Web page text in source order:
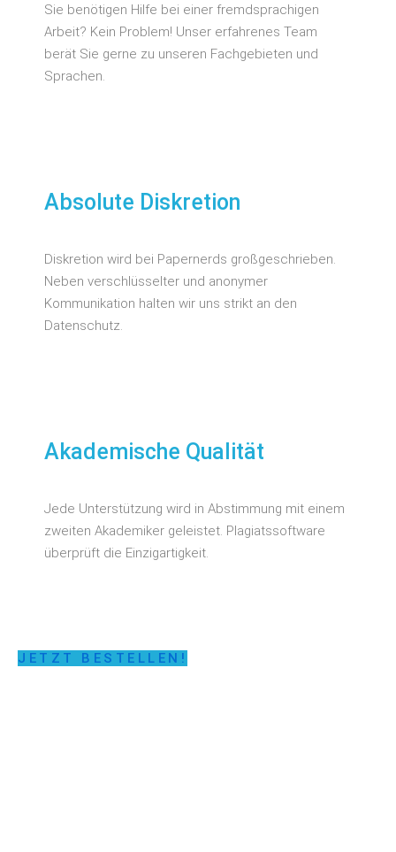
Sie benötigen Hilfe bei einer fremdsprachigen
Arbeit? Kein Problem! Unser erfahrenes Team
berät Sie gerne zu unseren Fachgebieten und
Sprachen.
Absolute Diskretion
Diskretion wird bei Papernerds großgeschrieben.
Neben verschlüsselter und anonymer
Kommunikation halten wir uns strikt an den
Datenschutz.
Akademische Qualität
Jede Unterstützung wird in Abstimmung mit einem
zweiten Akademiker geleistet. Plagiatssoftware
überprüft die Einzigartigkeit.
JETZT BESTELLEN!